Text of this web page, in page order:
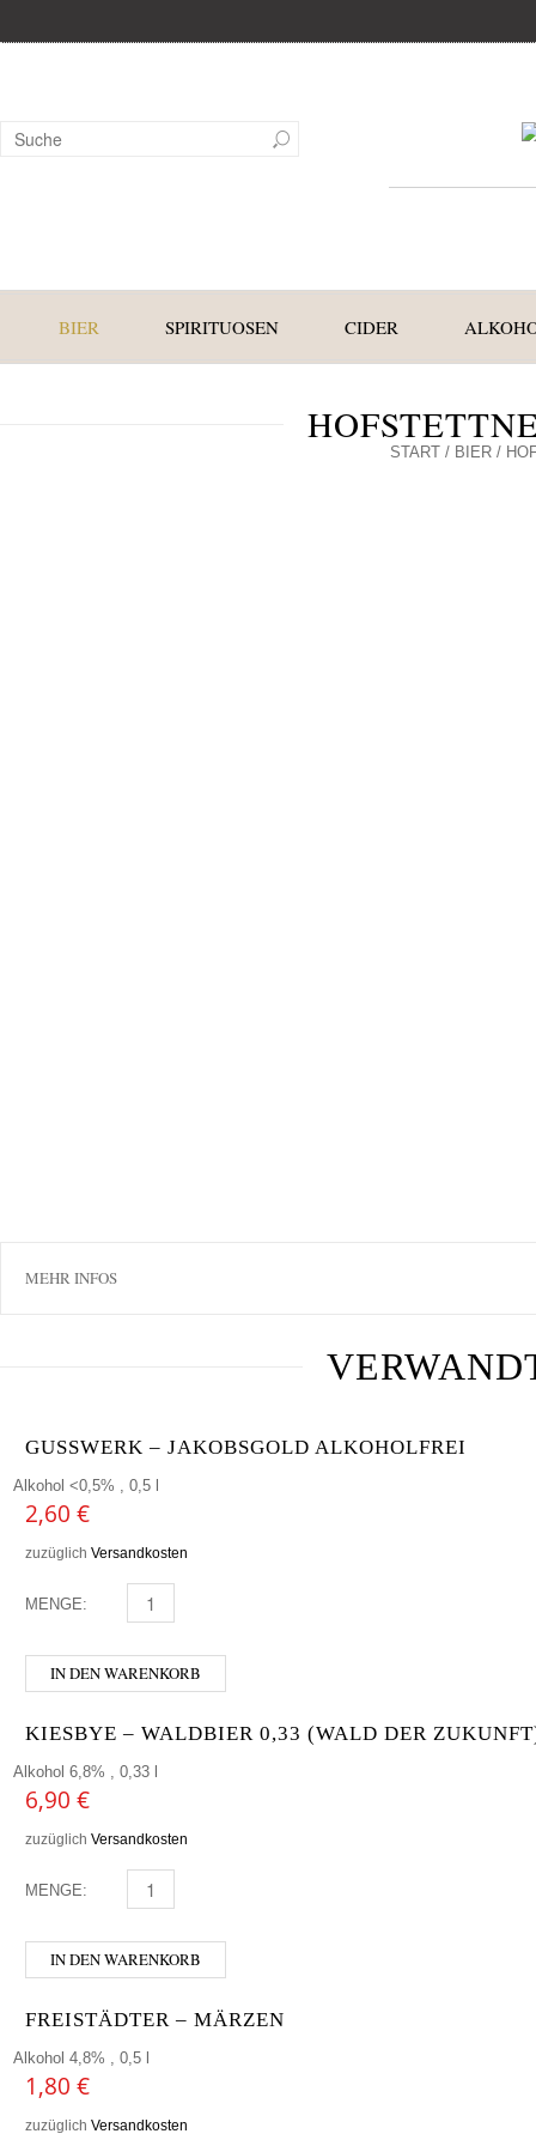
BIER SPIRITUOSEN CIDER
START/ BIER/
MEHR INFOS
GUSSWERK – JAKOBSGOLD ALKOHOLFREI
Alkohol <0,5% , 0,5 l
2,60 €
zuzüglich Versandkosten
MENGE: GUSSWERK - JAKOBSGOLD ALKOHOLFREI MENGE
IN DEN WARENKORB
KIESBYE – WALDBIER 0,33 (WALD DER
Alkohol 6,8% , 0,33 l
6,90 €
zuzüglich Versandkosten
MENGE: KIESBYE - WALDBIER 0,33 (WALD DER ZUKUNFT)
IN DEN WARENKORB
FREISTÄDTER – MÄRZEN
Alkohol 4,8% , 0,5 l
1,80 €
zuzüglich Versandkosten